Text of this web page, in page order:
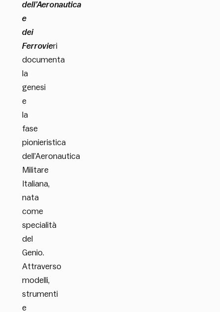
dell’Aeronautica
e
dei
Ferrovieri
documenta
la
genesi
e
la
fase
pionieristica
dell’Aeronautica
Militare
Italiana,
nata
come
specialità
del
Genio.
Attraverso
modelli,
strumenti
e